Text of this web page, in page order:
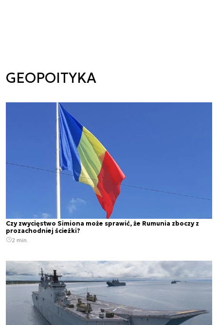
GEOPOITYKA
Czy zwycięstwo Simiona może sprawić, że Rumunia zboczy z
prozachodniej ścieżki?
2 min.